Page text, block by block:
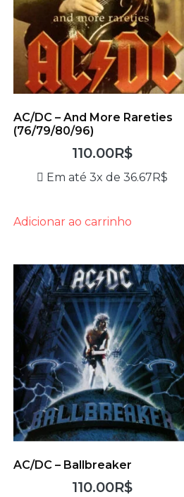
AC/DC – And More Rareties
(76/79/80/96)
110.00R$
Em até 3x de36.67 R$
Adicionar ao carrinho
AC/DC – Ballbreaker
110.00R$